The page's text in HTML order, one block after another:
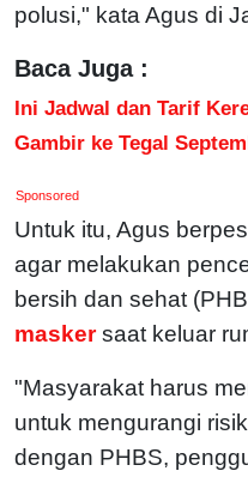
polusi," kata Agus di
Baca Juga :
Ini Jadwal dan Tarif
Gambir ke Tegal
Sponsored
Untuk itu, Agus
agar melakukan
bersih dan sehat
maskersaat keluar
"Masyarakat harus
untuk mengurangi
dengan PHBS,